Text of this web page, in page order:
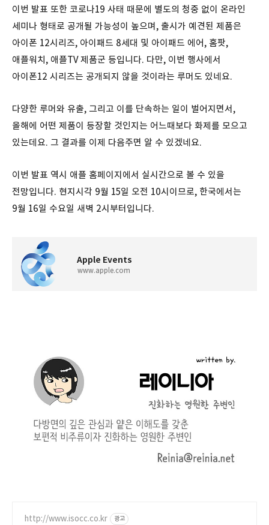
이번 발표 또한 코로나19 사태 때문에 별도의 청중 없이 온라인
세미나 형태로 공개될 가능성이 높으며, 출시가 예견된 제품은
아이폰 12시리즈, 아이패드 8세대 및 아이패드 에어, 홈팟,
애플워치, 애플TV 제품군 등입니다. 다만, 이번 행사에서
아이폰12 시리즈는 공개되지 않을 것이라는 루머도 있네요.
다양한 루머와 유출, 그리고 이를 단속하는 일이 벌어지면서,
올해에 어떤 제품이 등장할 것인지는 어느때보다 화제를 모으고
있는데요. 그 결과를 이제 다음주면 알 수 있겠네요.
이번 발표 역시 애플 홈페이지에서 실시간으로 볼 수 있을
전망입니다. 현지시각 9월 15일 오전 10시이므로, 한국에서는
9월 16일 수요일 새벽 2시부터입니다.
Apple Events
www.apple.com
http://www.isocc.co.kr 광고